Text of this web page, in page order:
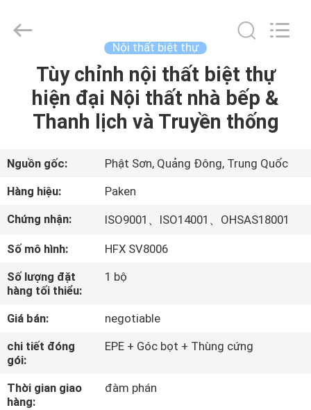
NHÀ
CÁC
PHẨM
VỀ
TÔI
THAM
QUAN
NHÀ
MÁY
Foshan
Paken
Nội thất biệt thự
Tùy chỉnh nội thất biệt thự
hiện đại Nội thất nhà bếp &
Thanh lịch và Truyền thống
Nguồn gốc:
Phật Sơn, Quảng Đông, Trung Quốc
Hàng hiệu:
Paken
Chứng nhận:
ISO9001、ISO14001、OHSAS18001
Số mô hình:
HFX SV8006
Số lượng đặt
hàng tối thiểu:
1 bộ
Giá bán:
negotiable
chi tiết đóng
gói:
EPE + Góc bọt + Thùng cứng
Thời gian giao
hàng:
đàm phán